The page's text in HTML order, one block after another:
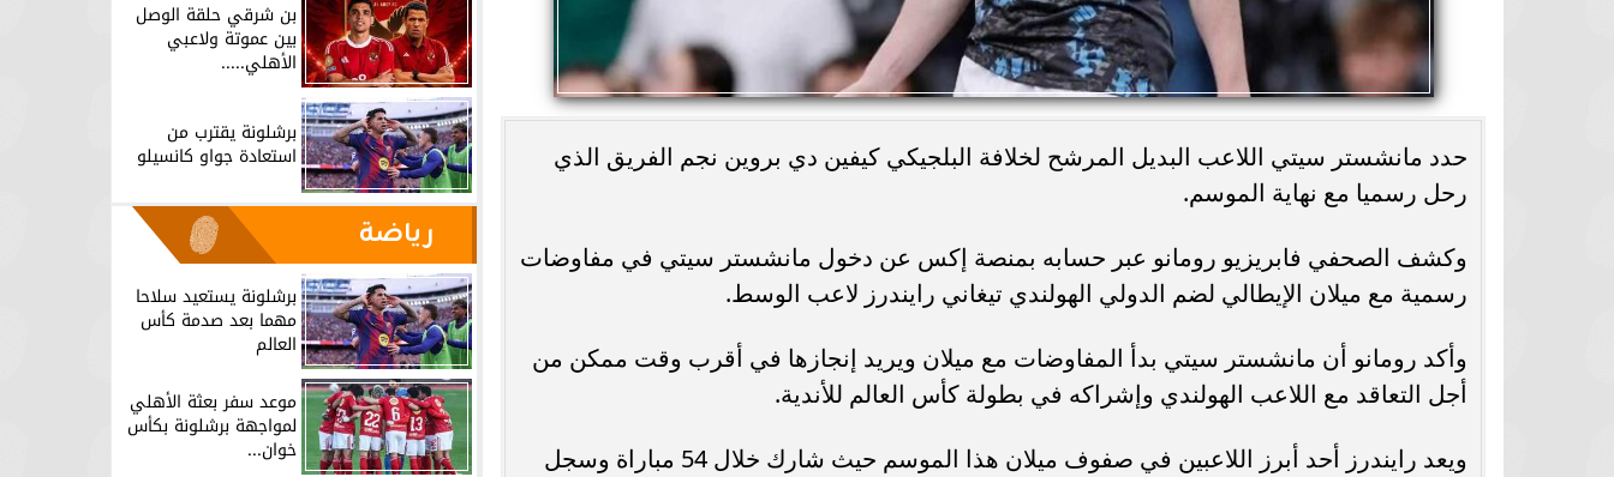
حدد مانشستر سيتي اللاعب البديل المرشح لخلافة البلجيكي كيفين دي بروين نجم الفريق الذي
رحل رسميا مع نهاية الموسم.
وكشف الصحفي فابريزيو رومانو عبر حسابه بمنصة إكس عن دخول مانشستر سيتي في مفاوضات
رسمية مع ميلان الإيطالي لضم الدولي الهولندي تيغاني رايندرز لاعب الوسط.
وأكد رومانو أن مانشستر سيتي بدأ المفاوضات مع ميلان ويريد إنجازها في أقرب وقت ممكن من
أجل التعاقد مع اللاعب الهولندي وإشراكه في بطولة كأس العالم للأندية.
ويعد رايندرز أحد أبرز اللاعبين في صفوف ميلان هذا الموسم حيث شارك خلال 54 مباراة وسجل
بن شرقي حلقة الوصل
بين عموتة ولاعبي
الأهلي.....
برشلونة يقترب من
استعادة جواو كانسيلو
رياضة
برشلونة يستعيد سلاحا
مهما بعد صدمة كأس
العالم
موعد سفر بعثة الأهلي
لمواجهة برشلونة بكأس
خوان...